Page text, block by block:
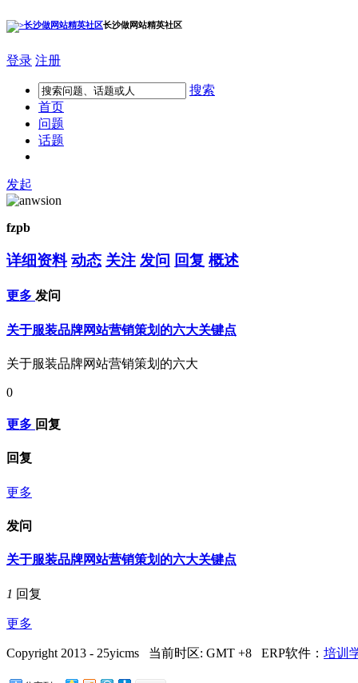
长沙做网站精英社区
登录 注册
搜索
首页
问题
话题
发起
fzpb
详细资料 动态 关注 发问 回复 概述
更多 发问
关于服装品牌网站营销策划的六大关键点
关于服装品牌网站营销策划的六大
0
更多 回复
回复
更多
发问
关于服装品牌网站营销策划的六大关键点
1 回复
更多
Copyright 2013 - 25yicms 当前时区: GMT +8 ERP软件： 培训